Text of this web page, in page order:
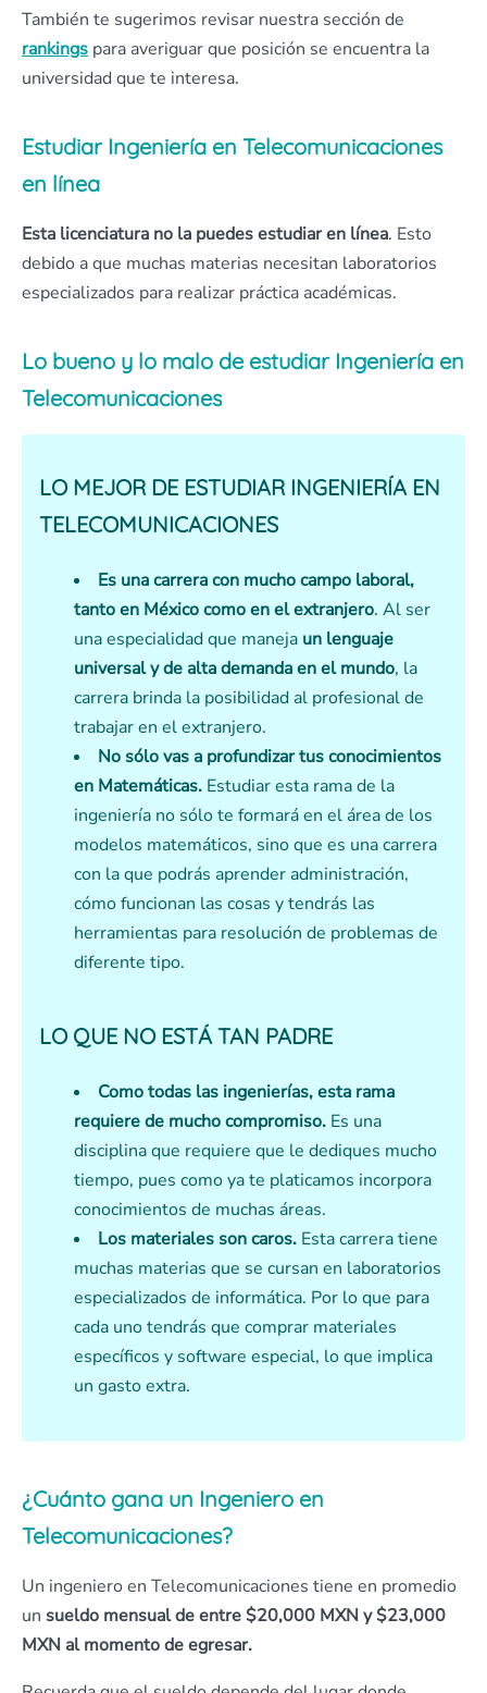
También te sugerimos revisar nuestra sección de
rankings para averiguar que posición se encuentra la
universidad que te interesa.
Estudiar Ingeniería en Telecomunicaciones
en línea
Esta licenciatura no la puedes estudiar en línea. Esto
debido a que muchas materias necesitan laboratorios
especializados para realizar práctica académicas.
Lo bueno y lo malo de estudiar Ingeniería en
Telecomunicaciones
LO MEJOR DE ESTUDIAR INGENIERÍA EN
TELECOMUNICACIONES
Es una carrera con mucho campo laboral,
tanto en México como en el extranjero. Al ser
una especialidad que maneja un lenguaje
universal y de alta demanda en el mundo, la
carrera brinda la posibilidad al profesional de
trabajar en el extranjero.
No sólo vas a profundizar tus conocimientos
en Matemáticas. Estudiar esta rama de la
ingeniería no sólo te formará en el área de los
modelos matemáticos, sino que es una carrera
con la que podrás aprender administración,
cómo funcionan las cosas y tendrás las
herramientas para resolución de problemas de
diferente tipo.
LO QUE NO ESTÁ TAN PADRE
Como todas las ingenierías, esta rama
requiere de mucho compromiso. Es una
disciplina que requiere que le dediques mucho
tiempo, pues como ya te platicamos incorpora
conocimientos de muchas áreas.
Los materiales son caros. Esta carrera tiene
muchas materias que se cursan en laboratorios
especializados de informática. Por lo que para
cada uno tendrás que comprar materiales
específicos y software especial, lo que implica
un gasto extra.
¿Cuánto gana un Ingeniero en
Telecomunicaciones?
Un ingeniero en Telecomunicaciones tiene en promedio
un sueldo mensual de entre $20,000 MXN y $23,000
MXN al momento de egresar.